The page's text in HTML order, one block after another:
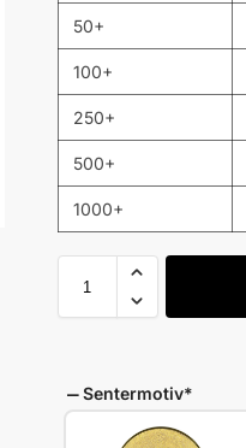
50+
100+
250+
500+
1000+
Sentermotiv*